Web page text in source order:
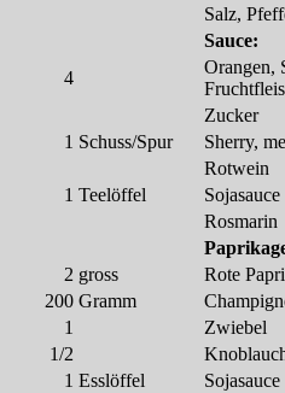
Salz,
Sauce:
4
Orangen,
Zucker
1 Schuss/Spur
Sherry,
Rotwein
1 Teelöffel
Sojasauce
Rosmarin
2 gross
Rote
200 Gramm
1
Zwiebel
1/2
1 Esslöffel
Sojasauce